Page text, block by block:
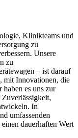
Klinikteams und
zu
Unsere
zu
– ist darauf
mit Innovationen, die
es uns zur
In
umfassenden
dauerhaften Wert